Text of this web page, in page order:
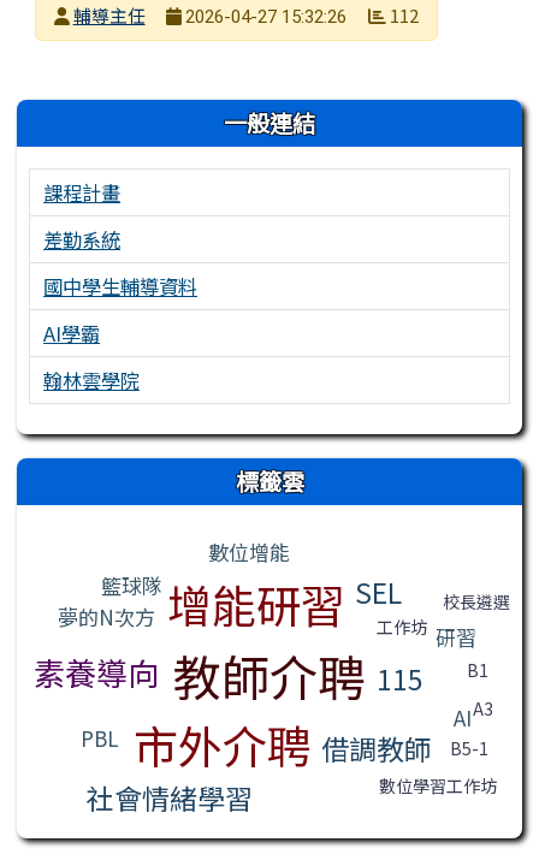
發布者
輔導主任
2026-04-27 15:32:26 112
左邊區域內容 一般連結
課程計畫
差勤系統
國中學生輔導資料
AI學霸
翰林雲學院
右邊區域內容 標籤雲
數位增能
籃球隊 增能研習 SEL
夢的N次方
校長遴選
工作坊
素養導向 教師介聘
研習
115 B1
PBL 市外介聘 AIA3
借調教師 B5-1
社會情緒學習 數位學習工作坊